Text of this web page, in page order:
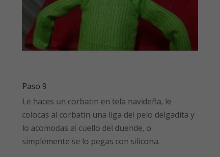
Paso 9
Le haces un corbatin en tela navideña, le
colocas al corbatin una liga del pelo delgadita y
lo acomodas al cuello del duende, o
simplemente se lo pegas con silicona.